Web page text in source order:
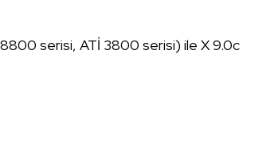
serisi, ATİ 3800 serisi) ile X 9.0c